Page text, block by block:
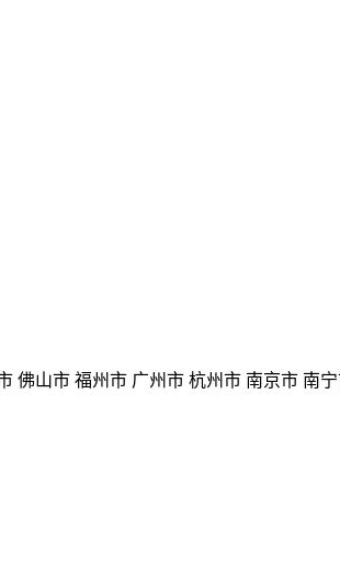
佛山市 福州市 广州市 杭州市 南京市 南